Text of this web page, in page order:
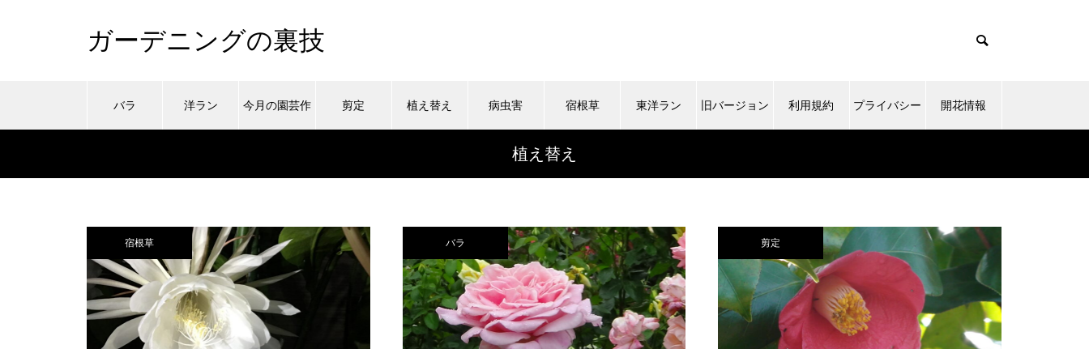
ガーデニングの裏技
バラ 洋ラン 今月の園芸作 剪定 植え替え 病虫害 宿根草 東洋ラン 旧バージョン 利用規約 プライバシー 開花情報
植え替え
宿根草 バラ 剪定